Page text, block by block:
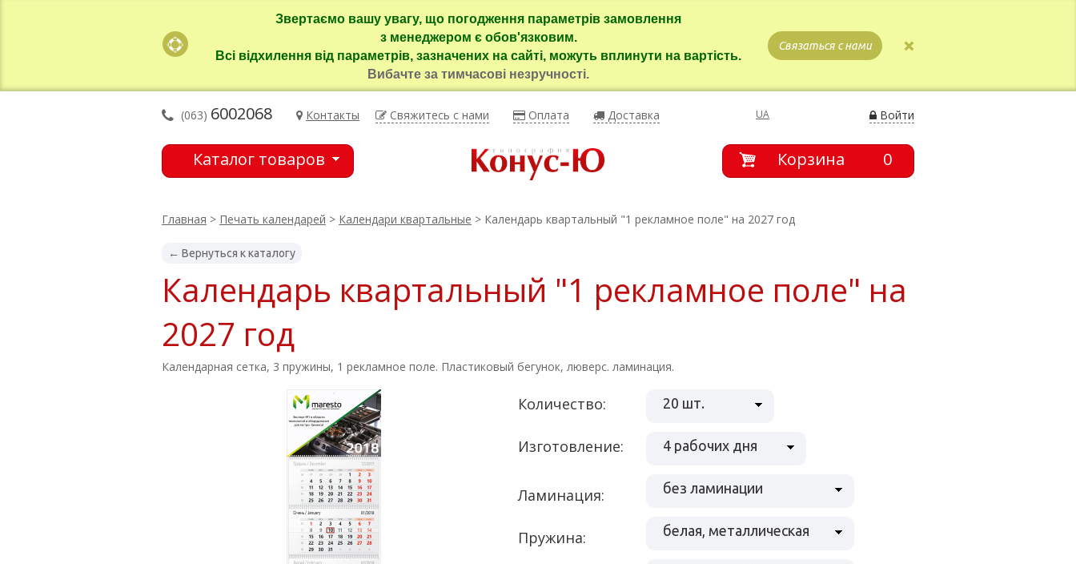
Звертаємо вашу увагу, що погодження параметрів замовлення
з менеджером є обов'язковим.
Всі відхилення від параметрів, зазначених на сайті, можуть вплинути на вартість.
Вибачте за тимчасові незручності.
Связаться с нами
(063) 6002068 Контакты Свяжитесь с нами Оплата Доставка UA Войти
Каталог товаров Корзина 0
Главная > Печать календарей > Календари квартальные > Календарь квартальный "1 рекламное поле" на 2027 год
← Вернуться к каталогу
Календарь квартальный "1 рекламное поле" на
2027 год
Календарная сетка, 3 пружины, 1 рекламное поле. Пластиковый бегунок, люверс. ламинация.
Количество: 20 шт.
Изготовление: 4 рабочих дня
Ламинация: без ламинации
Пружина: белая, металлическая